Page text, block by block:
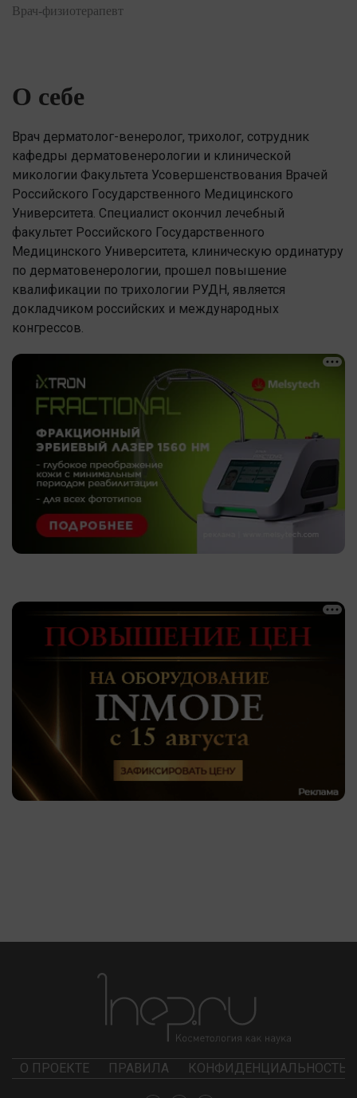
Врач-физиотерапевт
О себе
Врач дерматолог-венеролог, трихолог, сотрудник
кафедры дерматовенерологии и клинической
микологии Факультета Усовершенствования Врачей
Российского Государственного Медицинского
Университета. Специалист окончил лечебный
факультет Российского Государственного
Медицинского Университета, клиническую ординатуру
по дерматовенерологии, прошел повышение
квалификации по трихологии РУДН, является
докладчиком российских и международных
конгрессов.
О ПРОЕКТЕ ПРАВИЛА КОНФИДЕНЦИАЛЬНОСТЬ